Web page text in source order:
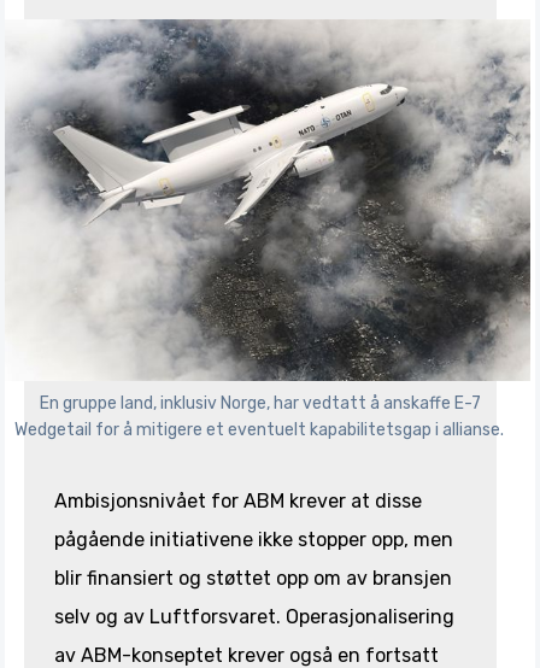
En gruppe land, inklusiv Norge, har vedtatt å anskaffe E-7
Wedgetail for å mitigere et eventuelt kapabilitetsgap i allianse.
Ambisjonsnivået for ABM krever at disse
pågående initiativene ikke stopper opp, men
blir finansiert og støttet opp om av bransjen
selv og av Luftforsvaret. Operasjonalisering
av ABM-konseptet krever også en fortsatt